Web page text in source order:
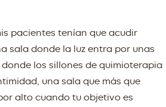
pacientes tenían que acudir
sala donde la luz entra por unas
los sillones de quimioterapia
una sala que más que
alto cuando tu objetivo es